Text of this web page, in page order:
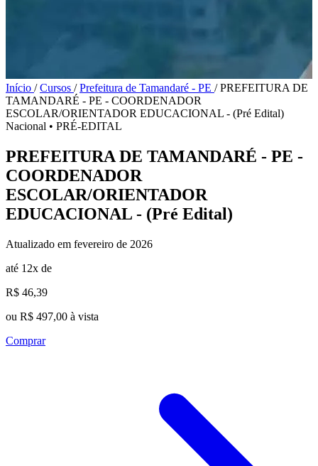
Início / Cursos / Prefeitura de Tamandaré - PE / PREFEITURA DE
TAMANDARÉ - PE - COORDENADOR
ESCOLAR/ORIENTADOR EDUCACIONAL - (Pré Edital)
Nacional • PRÉ-EDITAL
PREFEITURA DE TAMANDARÉ - PE -
COORDENADOR
ESCOLAR/ORIENTADOR
EDUCACIONAL - (Pré Edital)
Atualizado em fevereiro de 2026
até 12x de
R$ 46,39
ou R$ 497,00 à vista
Comprar